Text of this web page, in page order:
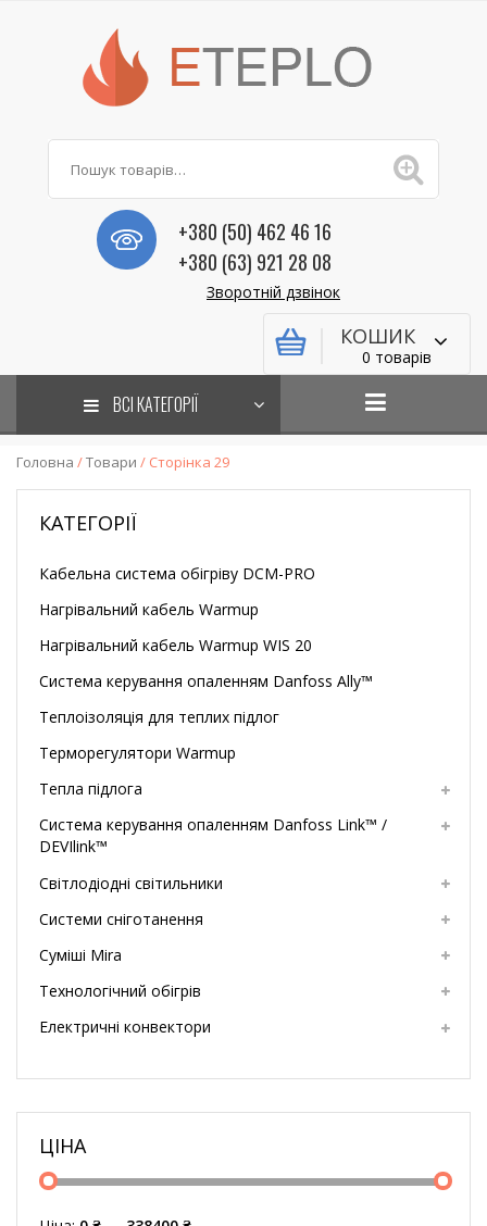
+380 (50) 462 46 16
+380 (63) 921 28 08
Зворотній дзвінок
КОШИК
0 товарів
ВСІ КАТЕГОРІЇ
Головна /Товари / Сторінка 29
КАТЕГОРІЇ
Кабельна система обігріву DCM-PRO
Нагрівальний кабель Warmup
Нагрівальний кабель Warmup WIS 20
Система керування опаленням Danfoss Ally™
Теплоізоляція для теплих підлог
Терморегулятори Warmup
Тепла підлога
Система керування опаленням Danfoss Link™ /
DEVIlink™
Світлодіодні світильники
Системи сніготанення
Суміші Mira
Технологічний обігрів
Електричні конвектори
ЦІНА